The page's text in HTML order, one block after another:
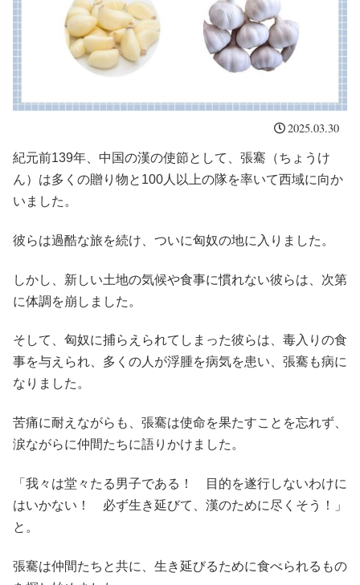
2025.03.30
紀元前139年、中国の漢の使節として、張騫（ちょうけ
ん）は多くの贈り物と100人以上の隊を率いて西域に向か
いました。
彼らは過酷な旅を続け、ついに匈奴の地に入りました。
しかし、新しい土地の気候や食事に慣れない彼らは、次第
に体調を崩しました。
そして、匈奴に捕らえられてしまった彼らは、毒入りの食
事を与えられ、多くの人が浮腫を病気を患い、張騫も病に
なりました。
苦痛に耐えながらも、張騫は使命を果たすことを忘れず、
涙ながらに仲間たちに語りかけました。
「我々は堂々たる男子である！ 目的を遂行しないわけに
はいかない！ 必ず生き延びて、漢のために尽くそう！」
と。
張騫は仲間たちと共に、生き延びるために食べられるもの